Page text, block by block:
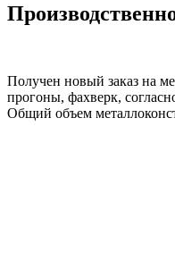
Получен новый заказ на
прогоны, фахверк,
Общий объем